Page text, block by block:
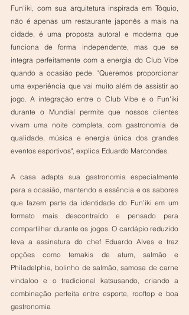
Fun'iki, com sua arquitetura inspirada em Tóquio,
não é apenas um restaurante japonês a mais na
cidade, é uma proposta autoral e moderna que
funciona de forma independente, mas que se
integra perfeitamente com a energia do Club Vibe
quando a ocasião pede. "Queremos proporcionar
uma experiência que vai muito além de assistir ao
jogo. A integração entre o Club Vibe e o Fun'iki
durante o Mundial permite que nossos clientes
vivam uma noite completa, com gastronomia de
qualidade, música e energia única dos grandes
eventos esportivos", explica Eduardo Marcondes.
A casa adapta sua gastronomia especialmente
para a ocasião, mantendo a essência e os sabores
que fazem parte da identidade do Fun’iki em um
formato mais descontraído e pensado para
compartilhar durante os jogos. O cardápio reduzido
leva a assinatura do chef Eduardo Alves e traz
opções como temakis de atum, salmão e
Philadelphia, bolinho de salmão, samosa de carne
vindaloo e o tradicional katsusando, criando a
combinação perfeita entre esporte, rooftop e boa
gastronomia